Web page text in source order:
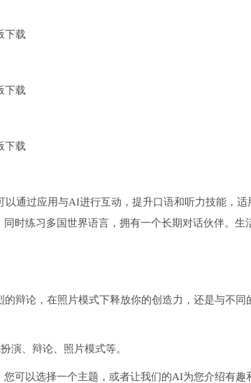
通过应用与AI进行互动，提升口语和听力技能，适
时练习多国世界语言，拥有一个长期对话伙伴。生
辩论，在照片模式下释放你的创造力，还是与不同
演、辩论、照片模式等。
可以选择一个主题，或者让我们的AI为您介绍有趣